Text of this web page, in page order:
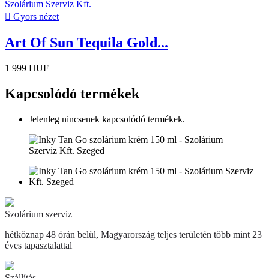
 Gyors nézet
Art Of Sun Tequila Gold...
1 999 HUF
Kapcsolódó termékek
Jelenleg nincsenek kapcsolódó termékek.
Szolárium szerviz
hétköznap 48 órán belül, Magyarország teljes területén több mint 23
éves tapasztalattal